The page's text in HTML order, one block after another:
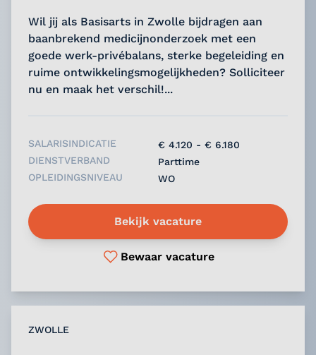
Wil jij als Basisarts in Zwolle bijdragen aan
baanbrekend medicijnonderzoek met een
goede werk-privébalans, sterke begeleiding en
ruime ontwikkelingsmogelijkheden? Solliciteer
nu en maak het verschil!...
SALARISINDICATIE
€ 4.120 - € 6.180
DIENSTVERBAND
Parttime
OPLEIDINGSNIVEAU
WO
Bekijk vacature
Bewaar vacature
ZWOLLE